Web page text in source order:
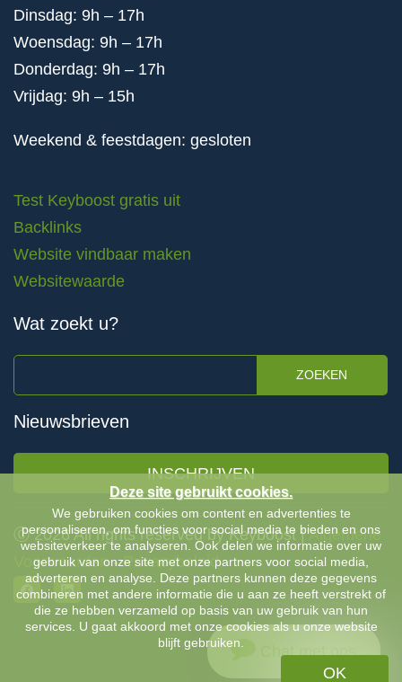
Dinsdag: 9h – 17h
Woensdag: 9h – 17h
Donderdag: 9h – 17h
Vrijdag: 9h – 15h
Weekend & feestdagen: gesloten
Test Keyboost gratis uit
Backlinks
Website vindbaar maken
Websitewaarde
Wat zoekt u?
ZOEKEN
Nieuwsbrieven
INSCHRIJVEN
Ⓒ 2026 All rights reserved by Keyboost |Algemene
Voorwaarden-Privacybeleid
Chat met ons
Deze site gebruikt cookies.
We gebruiken cookies om content en advertenties te
personaliseren, om functies voor social media te bieden en ons
websiteverkeer te analyseren. Ook delen we informatie over uw
gebruik van onze site met onze partners voor social media,
adverteren en analyse. Deze partners kunnen deze gegevens
combineren met andere informatie die u aan ze heeft verstrekt of
die ze hebben verzameld op basis van uw gebruik van hun
services. U gaat akkoord met onze cookies als u onze website
blijft gebruiken.
OK